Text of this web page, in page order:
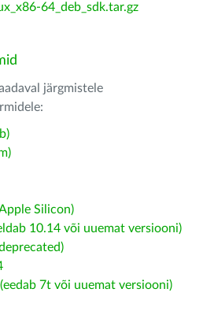
64_deb_sdk.tar.gz
järgmistele
Silicon)
10.14 või uuemat versiooni)
7t või uuemat versiooni)